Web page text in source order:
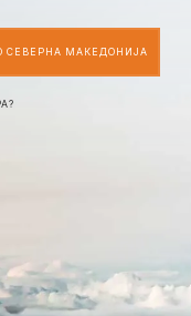
СЕВЕРНА МАКЕДОНИЈА